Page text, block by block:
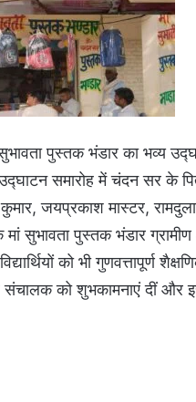
पुस्तक भंडार का भव्य
समारोह में चंदन सर के
जयप्रकाश मास्टर,
पुस्तक भंडार ग्रामीण
को भी गुणवत्तापूर्ण
को शुभकामनाएं दीं और